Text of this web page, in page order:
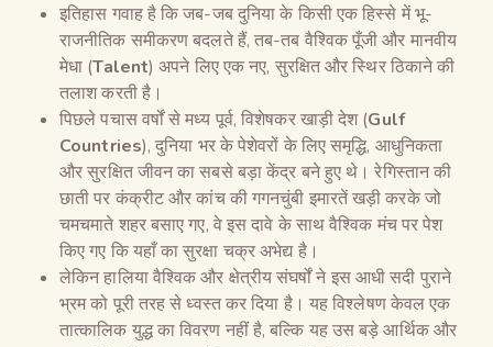
इतिहास गवाह है कि जब-जब दुनिया के किसी एक हिस्से में भू-
राजनीतिक समीकरण बदलते हैं, तब-तब वैश्विक पूँजी और मानवीय
मेधा (Talent) अपने लिए एक नए, सुरक्षित और स्थिर ठिकाने की
तलाश करती है।
पिछले पचास वर्षों से मध्य पूर्व, विशेषकर खाड़ी देश (Gulf
Countries), दुनिया भर के पेशेवरों के लिए समृद्धि, आधुनिकता
और सुरक्षित जीवन का सबसे बड़ा केंद्र बने हुए थे। रेगिस्तान की
छाती पर कंक्रीट और कांच की गगनचुंबी इमारतें खड़ी करके जो
चमचमाते शहर बसाए गए, वे इस दावे के साथ वैश्विक मंच पर पेश
किए गए कि यहाँ का सुरक्षा चक्र अभेद्य है।
लेकिन हालिया वैश्विक और क्षेत्रीय संघर्षों ने इस आधी सदी पुराने
भ्रम को पूरी तरह से ध्वस्त कर दिया है। यह विश्लेषण केवल एक
तात्कालिक युद्ध का विवरण नहीं है, बल्कि यह उस बड़े आर्थिक और